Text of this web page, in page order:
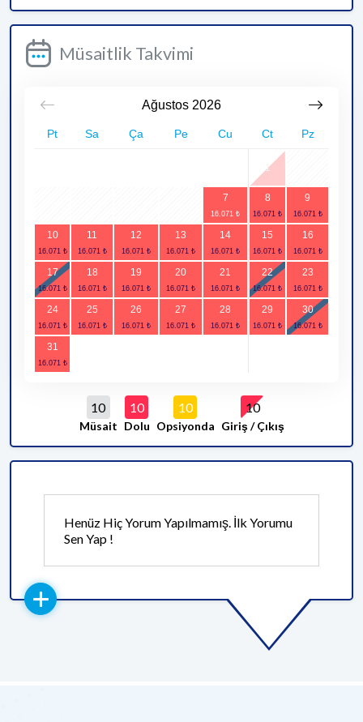
Müsaitlik Takvimi
Ağustos 2026
Pt Sa Ça Pe Cu Ct Pz
1
7 8 9
10 11 12 13 14 15 16
17 18 19 20 21 22 23
24 25 26 27 28 29 30
31
10
Müsait
10
Dolu
10
Opsiyonda
10
Giriş / Çıkış
Henüz Hiç Yorum Yapılmamış. İlk Yorumu
Sen Yap !